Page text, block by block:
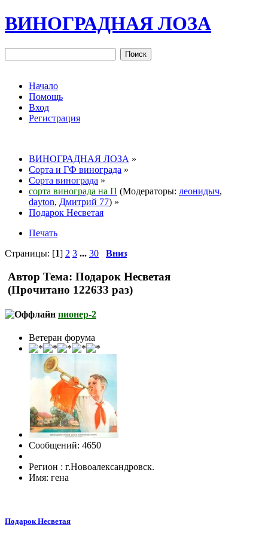
ВИНОГРАДНАЯ ЛОЗА
Начало
Помощь
Вход
Регистрация
ВИНОГРАДНАЯ ЛОЗА »
Сорта и ГФ винограда »
Сорта винограда »
сорта винограда на П (Модераторы: леонидыч,
dayton, Дмитрий 77) »
Подарок Несветая
Печать
Страницы: [1] 2 3 ... 30 Вниз
Автор Тема: Подарок Несветая
(Прочитано 122633 раз)
пионер-2
Ветеран форума
Сообщений: 4650
Регион : г.Новоалександровск.
Имя: гена
Подарок Несветая